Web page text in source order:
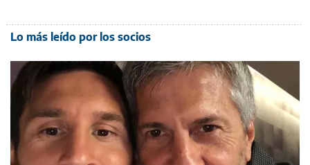
Lo más leído por los socios